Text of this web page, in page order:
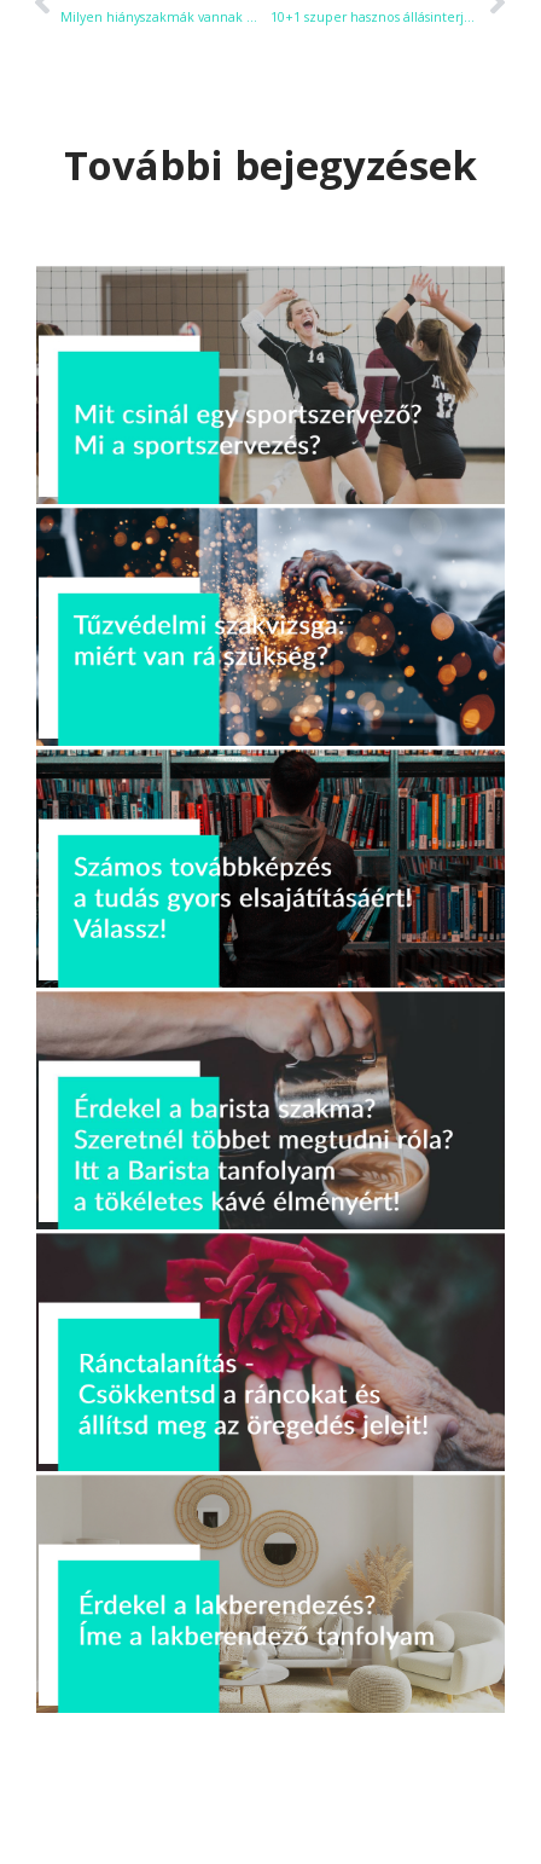
Milyen hiányszakmák vannak ma Magyarországon? 10+1 szuper hasznos állásinterjú tipp
További bejegyzések